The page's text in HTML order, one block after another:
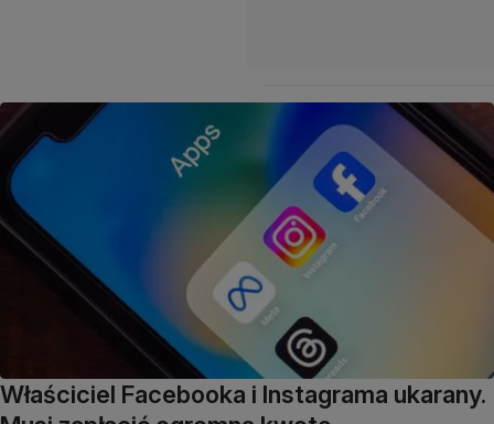
Właściciel Facebooka i Instagrama ukarany.